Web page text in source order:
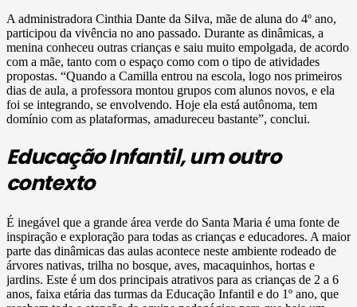
A administradora Cinthia Dante da Silva, mãe de aluna do 4º ano,
participou da vivência no ano passado. Durante as dinâmicas, a
menina conheceu outras crianças e saiu muito empolgada, de acordo
com a mãe, tanto com o espaço como com o tipo de atividades
propostas. “Quando a Camilla entrou na escola, logo nos primeiros
dias de aula, a professora montou grupos com alunos novos, e ela
foi se integrando, se envolvendo. Hoje ela está autônoma, tem
domínio com as plataformas, amadureceu bastante”, conclui.
Educação Infantil, um outro
contexto
É inegável que a grande área verde do Santa Maria é uma fonte de
inspiração e exploração para todas as crianças e educadores. A maior
parte das dinâmicas das aulas acontece neste ambiente rodeado de
árvores nativas, trilha no bosque, aves, macaquinhos, hortas e
jardins. Este é um dos principais atrativos para as crianças de 2 a 6
anos, faixa etária das turmas da Educação Infantil e do 1º ano, que